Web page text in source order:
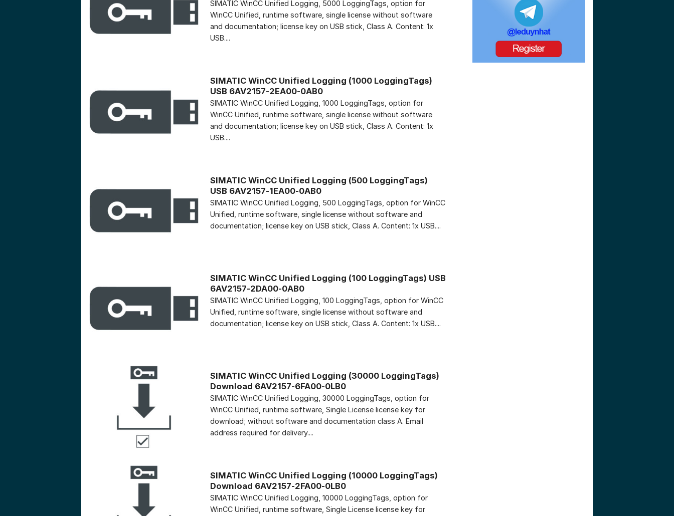
SIMATIC WinCC Unified Logging, 5000 LoggingTags, option for
WinCC Unified, runtime software, single license without software
and documentation; license key on USB stick, Class A. Content: 1x
USB....
SIMATIC WinCC Unified Logging (1000 LoggingTags)
USB 6AV2157-2EA00-0AB0
SIMATIC WinCC Unified Logging, 1000 LoggingTags, option for
WinCC Unified, runtime software, single license without software
and documentation; license key on USB stick, Class A. Content: 1x
USB....
SIMATIC WinCC Unified Logging (500 LoggingTags)
USB 6AV2157-1EA00-0AB0
SIMATIC WinCC Unified Logging, 500 LoggingTags, option for WinCC
Unified, runtime software, single license without software and
documentation; license key on USB stick, Class A. Content: 1x USB....
SIMATIC WinCC Unified Logging (100 LoggingTags) USB
6AV2157-2DA00-0AB0
SIMATIC WinCC Unified Logging, 100 LoggingTags, option for WinCC
Unified, runtime software, single license without software and
documentation; license key on USB stick, Class A. Content: 1x USB....
SIMATIC WinCC Unified Logging (30000 LoggingTags)
Download 6AV2157-6FA00-0LB0
SIMATIC WinCC Unified Logging, 30000 LoggingTags, option for
WinCC Unified, runtime software, Single License license key for
download; without software and documentation class A. Email
address required for delivery....
SIMATIC WinCC Unified Logging (10000 LoggingTags)
Download 6AV2157-2FA00-0LB0
SIMATIC WinCC Unified Logging, 10000 LoggingTags, option for
WinCC Unified, runtime software, Single License license key for